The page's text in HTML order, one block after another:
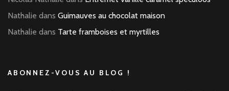
Nathalie dans Guimauves au chocolat maison
Nathalie dans Tarte framboises et myrtilles
ABONNEZ-VOUS AU BLOG !